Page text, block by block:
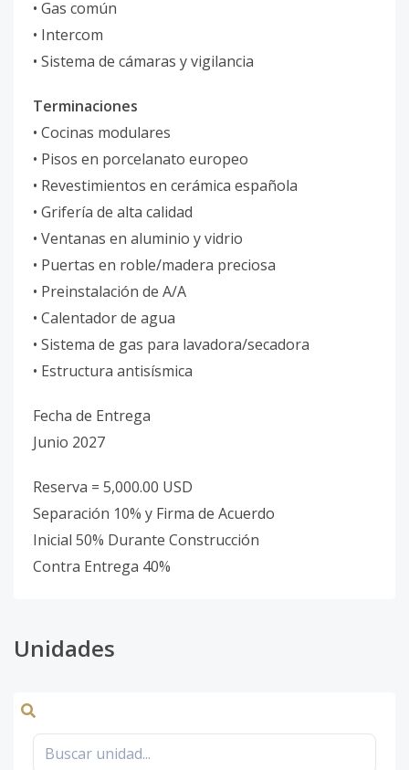
• Gas común
• Intercom
• Sistema de cámaras y vigilancia
Terminaciones
• Cocinas modulares
• Pisos en porcelanato europeo
• Revestimientos en cerámica española
• Grifería de alta calidad
• Ventanas en aluminio y vidrio
• Puertas en roble/madera preciosa
• Preinstalación de A/A
• Calentador de agua
• Sistema de gas para lavadora/secadora
• Estructura antisísmica
Fecha de Entrega
Junio 2027
Reserva = 5,000.00 USD
Separación 10% y Firma de Acuerdo
Inicial 50% Durante Construcción
Contra Entrega 40%
Unidades